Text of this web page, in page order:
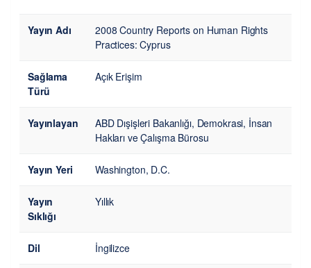
Yayın Adı
2008 Country Reports on Human Rights
Practices: Cyprus
Sağlama
Türü
Açık Erişim
Yayınlayan
ABD Dışişleri Bakanlığı, Demokrasi, İnsan
Hakları ve Çalışma Bürosu
Yayın Yeri Washington, D.C.
Yayın
Sıklığı
Yıllık
Dil İngilizce